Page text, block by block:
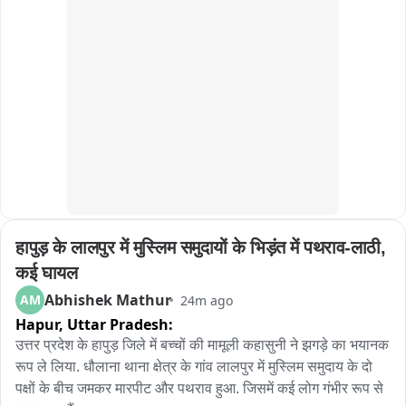
हापुड़ के लालपुर में मुस्लिम समुदायों के भिड़ंत में पथराव-लाठी,
कई घायल
AM Abhishek Mathur 24m ago
Hapur, Uttar Pradesh:
उत्तर प्रदेश के हापुड़ जिले में बच्चों की मामूली कहासुनी ने झगड़े का भयानक
रूप ले लिया. धौलाना थाना क्षेत्र के गांव लालपुर में मुस्लिम समुदाय के दो
पक्षों के बीच जमकर मारपीट और पथराव हुआ. जिसमें कई लोग गंभीर रूप से